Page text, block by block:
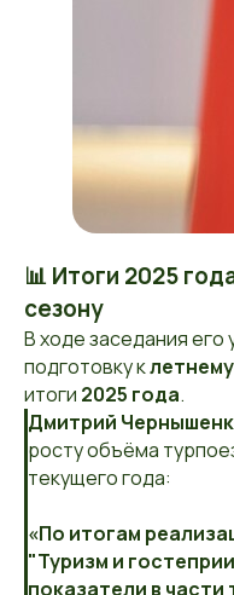
📊 Итоги 2025
сезону
В ходе заседания его
подготовку к
итоги 2025 года.
Дмитрий
росту объёма
текущего года:
«По итогам
"Туризм и
показатели в